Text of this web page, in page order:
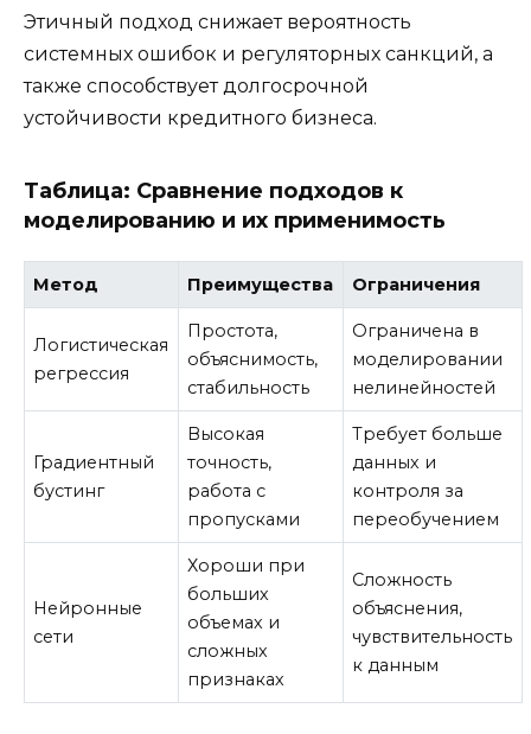
Этичный подход снижает вероятность
системных ошибок и регуляторных санкций, а
также способствует долгосрочной
устойчивости кредитного бизнеса.
Таблица: Сравнение подходов к
моделированию и их применимость
Метод Преимущества Ограничения
Логистическая
регрессия
Простота,
объяснимость,
стабильность
Ограничена в
моделировании
нелинейностей
Градиентный
бустинг
Высокая
точность,
работа с
пропусками
Требует больше
данных и
контроля за
переобучением
Нейронные
сети
Хороши при
больших
объемах и
сложных
признаках
Сложность
объяснения,
чувствительность
к данным